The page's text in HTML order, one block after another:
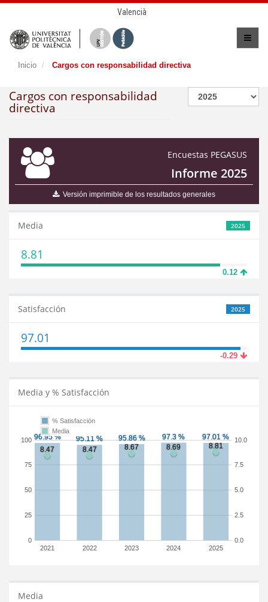
Valencià
Inicio Cargos con responsabilidad directiva
Cargos con responsabilidad
directiva
Encuestas PEGASUS
Informe 2025
Versión imprimible de los resultados generales
2025
Media
8.81
0.12
2025
Satisfacción
97.01
-0.29
Media y % Satisfacción
2021 2022 2023 2024 2025
0
25
50
75
100
0.0
2.5
5.0
7.5
10.0
% Satisfacción
Media
Media